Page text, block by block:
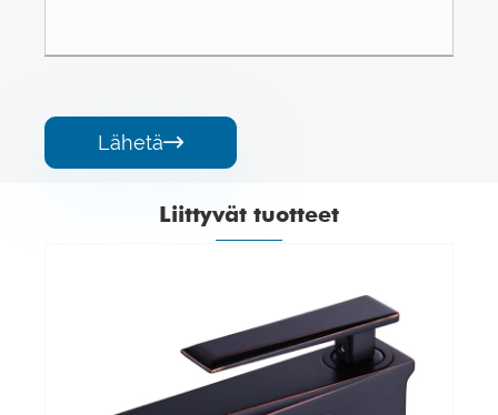
Lähetä
Liittyvät tuotteet